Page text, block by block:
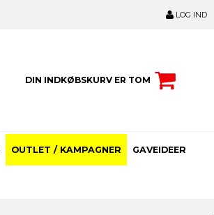
LOG IND
DIN INDKØBSKURV ER TOM
OUTLET / KAMPAGNER GAVEIDEER